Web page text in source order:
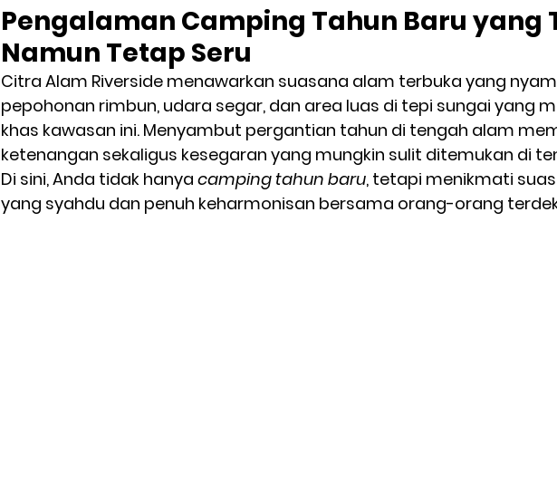
Pengalaman Camping Tahun Baru yang
Namun Tetap Seru
Citra Alam Riverside menawarkan suasana alam terbuka yang
pepohonan rimbun, udara segar, dan area luas di tepi sungai yang
khas kawasan ini. Menyambut pergantian tahun di tengah alam
ketenangan sekaligus kesegaran yang mungkin sulit ditemukan di
Di sini, Anda tidak hanya camping tahun baru, tetapi menikmati
yang syahdu dan penuh keharmonisan bersama orang-orang